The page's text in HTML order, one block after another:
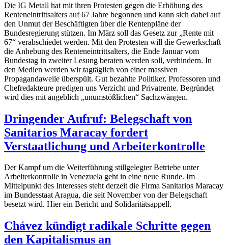
Die IG Metall hat mit ihren Protesten gegen die Erhöhung des
Renteneintrittsalters auf 67 Jahre begonnen und kann sich dabei auf
den Unmut der Beschäftigten über die Rentenpläne der
Bundesregierung stützen. Im März soll das Gesetz zur „Rente mit
67“ verabschiedet werden. Mit den Protesten will die Gewerkschaft
die Anhebung des Renteneintritts­alters, die Ende Januar vom
Bundestag in zweiter Lesung beraten werden soll, verhindern. In
den Medien werden wir tagtäglich von einer massiven
Propagandawelle überspült. Gut bezahlte Politiker, Professoren und
Chefredakteure predigen uns Verzicht und Privatrente. Begründet
wird dies mit angeblich „unumstößlichen“ Sachzwängen.
Dringender Aufruf: Belegschaft von
Sanitarios Maracay fordert
Verstaatlichung und Arbeiterkontrolle
Der Kampf um die Weiterführung stillgelegter Betriebe unter
Arbeiterkontrolle in Venezuela geht in eine neue Runde. Im
Mittelpunkt des Interesses steht derzeit die Firma Sanitarios Maracay
im Bundesstaat Aragua, die seit November von der Belegschaft
besetzt wird. Hier ein Bericht und Solidaritätsappell.
Chávez kündigt radikale Schritte gegen
den Kapitalismus an